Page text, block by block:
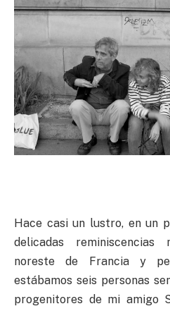
Hace casi un lustro, en un
delicadas reminiscencias
noreste de Francia y
estábamos seis personas
progenitores de mi amigo